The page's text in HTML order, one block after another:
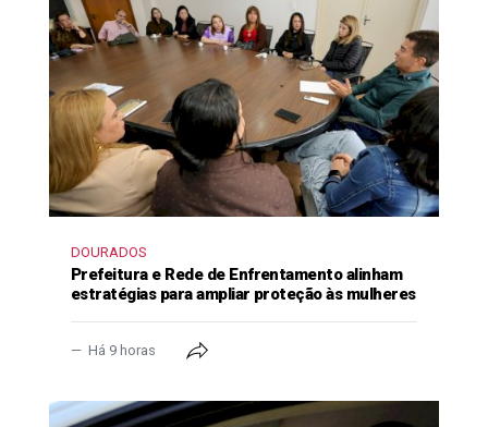
DOURADOS
Prefeitura e Rede de Enfrentamento alinham
estratégias para ampliar proteção às mulheres
Há 9 horas